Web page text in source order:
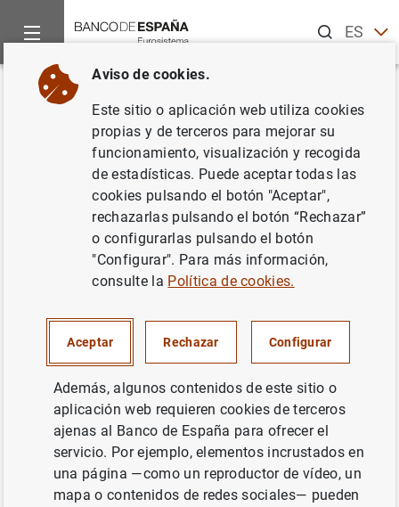
ESEN
Inicio Noticias y eventos
Volver
Estadísticas de fondos de
inversión de la zona del euro:
noviembre de 2010
SITUACIÓN ECONÓMICA
Estadísticas de fondos de inversión de la
zona del euro: noviembre de 2010 (52
Aviso de cookies.
Este sitio o aplicación web utiliza cookies
propias y de terceros para mejorar su
funcionamiento, visualización y recogida
de estadísticas. Puede aceptar todas las
cookies pulsando el botón "Aceptar",
rechazarlas pulsando el botón “Rechazar”
o configurarlas pulsando el botón
"Configurar". Para más información,
consulte la Política de cookies.
Aceptar Rechazar Configurar
Además, algunos contenidos de este sitio o
aplicación web requieren cookies de terceros
ajenas al Banco de España para ofrecer el
servicio. Por ejemplo, elementos incrustados en
una página —como un reproductor de vídeo, un
mapa o contenidos de redes sociales— pueden